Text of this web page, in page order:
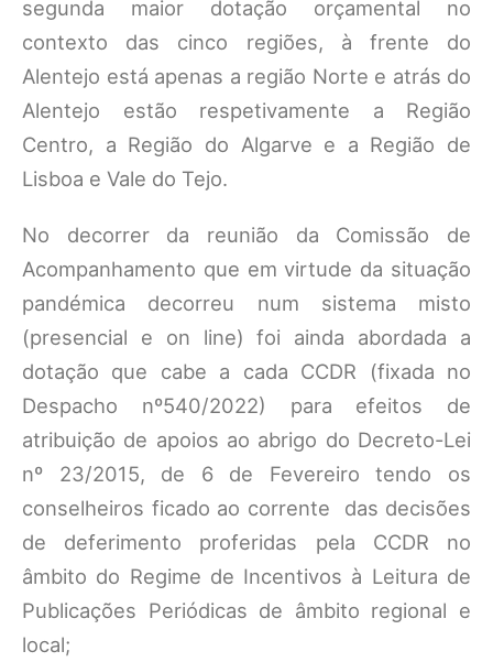
segunda maior dotação orçamental no
contexto das cinco regiões, à frente do
Alentejo está apenas a região Norte e atrás do
Alentejo estão respetivamente a Região
Centro, a Região do Algarve e a Região de
Lisboa e Vale do Tejo.
No decorrer da reunião da Comissão de
Acompanhamento que em virtude da situação
pandémica decorreu num sistema misto
(presencial e on line) foi ainda abordada a
dotação que cabe a cada CCDR (fixada no
Despacho nº540/2022) para efeitos de
atribuição de apoios ao abrigo do Decreto-Lei
nº 23/2015, de 6 de Fevereiro tendo os
conselheiros ficado ao corrente das decisões
de deferimento proferidas pela CCDR no
âmbito do Regime de Incentivos à Leitura de
Publicações Periódicas de âmbito regional e
local;